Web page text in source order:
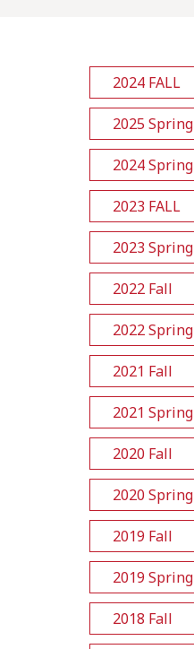
2024 FALL
2025 Spring
2024 Spring
2023 FALL
2023 Spring
2022 Fall
2022 Spring
2021 Fall
2021 Spring
2020 Fall
2020 Spring
2019 Fall
2019 Spring
2018 Fall